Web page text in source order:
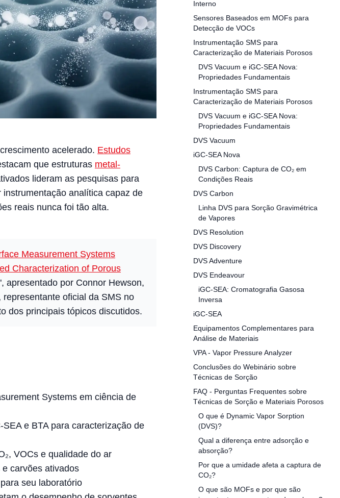
acelerado. Estudos
que estruturas metal-
lideram as pesquisas para
analítica capaz de
reais nunca foi tão alta.
Measurement Systems
Characterization of Porous
apresentado por Connor Hewson,
oficial da SMS no
dos principais tópicos discutidos.
Systems em ciência de
e BTA para caracterização de
VOCs e qualidade do ar
carvões ativados
seu laboratório
Interno
Sensores Baseados em MOFs para
Detecção de VOCs
Instrumentação SMS para
Caracterização de Materiais Porosos
DVS Vacuum e iGC-SEA Nova:
Propriedades Fundamentais
Instrumentação SMS para
Caracterização de Materiais Porosos
DVS Vacuum e iGC-SEA Nova:
Propriedades Fundamentais
DVS Vacuum
iGC-SEA Nova
DVS Carbon: Captura de CO₂ em
Condições Reais
DVS Carbon
Linha DVS para Sorção Gravimétrica
de Vapores
DVS Resolution
DVS Discovery
DVS Adventure
DVS Endeavour
iGC-SEA: Cromatografia Gasosa
Inversa
iGC-SEA
Equipamentos Complementares para
Análise de Materiais
VPA - Vapor Pressure Analyzer
Conclusões do Webinário sobre
Técnicas de Sorção
FAQ - Perguntas Frequentes sobre
Técnicas de Sorção e Materiais Porosos
O que é Dynamic Vapor Sorption
(DVS)?
Qual a diferença entre adsorção e
absorção?
Por que a umidade afeta a captura de
CO₂?
O que são MOFs e por que são